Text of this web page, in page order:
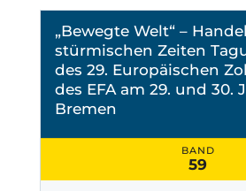
„Bewegte Welt“ –
stürmischen Zeiten
des 29. Europäischen
des EFA am 29. und 30.
Bremen
BAND
59